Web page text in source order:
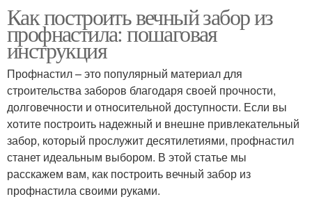
Как построить вечный забор из
профнастила: пошаговая
инструкция
Профнастил – это популярный материал для
строительства заборов благодаря своей прочности,
долговечности и относительной доступности. Если вы
хотите построить надежный и внешне привлекательный
забор, который прослужит десятилетиями, профнастил
станет идеальным выбором. В этой статье мы
расскажем вам, как построить вечный забор из
профнастила своими руками.